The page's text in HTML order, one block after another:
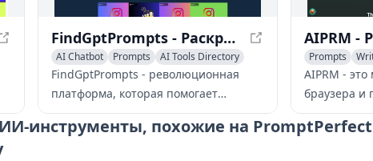
FindGptPrompts - Раскройте потенциал ИИ с эффективными подсказками
AI Chatbot Prompts AI Tools Directory
FindGptPrompts - революционная
платформа, которая помогает
пользователям создавать
оптимизированные подсказки для
Prompts
AI
AIPRM -
браузера и
усиливает
как
инструменты, похожие на